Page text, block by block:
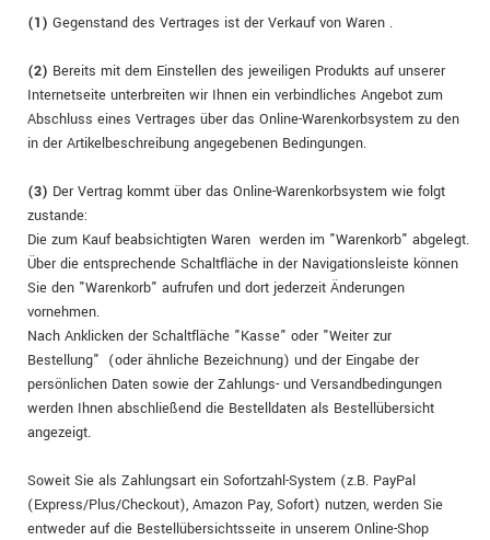
(1) Gegenstand des Vertrages ist der Verkauf von Waren .
(2) Bereits mit dem Einstellen des jeweiligen Produkts auf unserer
Internetseite unterbreiten wir Ihnen ein verbindliches Angebot zum
Abschluss eines Vertrages über das Online-Warenkorbsystem zu den
in der Artikelbeschreibung angegebenen Bedingungen.
(3) Der Vertrag kommt über das Online-Warenkorbsystem wie folgt
zustande:
Die zum Kauf beabsichtigten Waren werden im "Warenkorb" abgelegt.
Über die entsprechende Schaltfläche in der Navigationsleiste können
Sie den "Warenkorb" aufrufen und dort jederzeit Änderungen
vornehmen.
Nach Anklicken der Schaltfläche "Kasse" oder "Weiter zur
Bestellung" (oder ähnliche Bezeichnung) und der Eingabe der
persönlichen Daten sowie der Zahlungs- und Versandbedingungen
werden Ihnen abschließend die Bestelldaten als Bestellübersicht
angezeigt.
Soweit Sie als Zahlungsart ein Sofortzahl-System (z.B. PayPal
(Express/Plus/Checkout), Amazon Pay, Sofort) nutzen, werden Sie
entweder auf die Bestellübersichtsseite in unserem Online-Shop